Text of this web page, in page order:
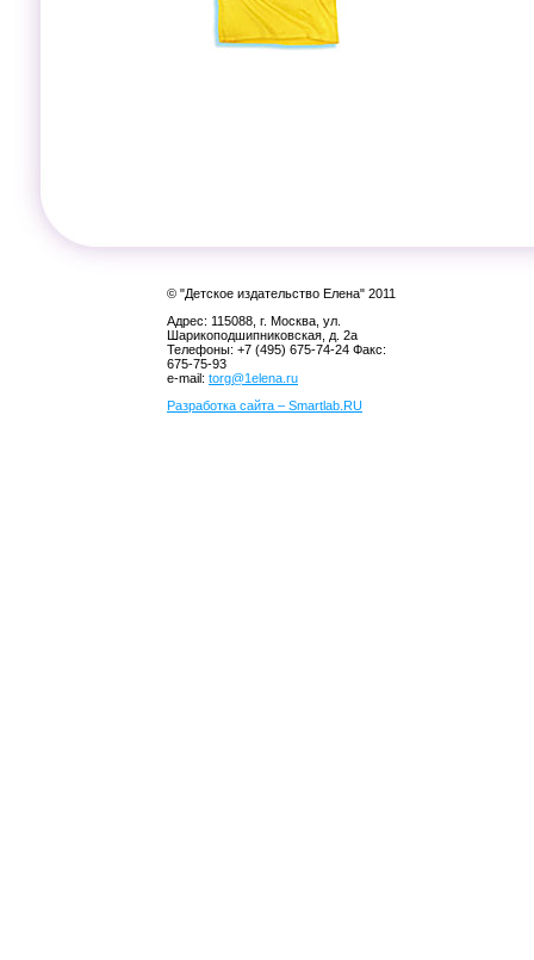
© "Детское издательство Елена" 2011
Адрес: 115088, г. Москва, ул.
Шарикоподшипниковская, д. 2а
Телефоны: +7 (495) 675-74-24 Факс:
675-75-93
e-mail: torg@1elena.ru
Разработка сайта – Smartlab.RU